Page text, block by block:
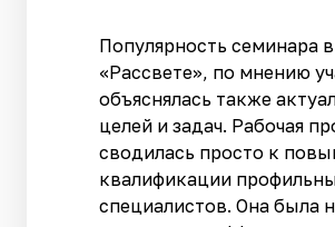
Популярность семинара в
«Рассвете», по мнению
объяснялась также
целей и задач. Рабочая
сводилась просто к
квалификации
специалистов. Она была